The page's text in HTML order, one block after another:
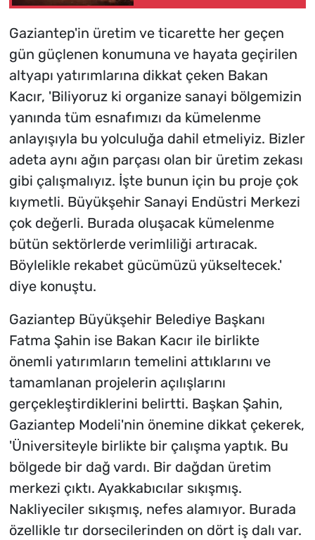
Gaziantep'in üretim ve ticarette her geçen
gün güçlenen konumuna ve hayata geçirilen
altyapı yatırımlarına dikkat çeken Bakan
Kacır, 'Biliyoruz ki organize sanayi bölgemizin
yanında tüm esnafımızı da kümelenme
anlayışıyla bu yolculuğa dahil etmeliyiz. Bizler
adeta aynı ağın parçası olan bir üretim zekası
gibi çalışmalıyız. İşte bunun için bu proje çok
kıymetli. Büyükşehir Sanayi Endüstri Merkezi
çok değerli. Burada oluşacak kümelenme
bütün sektörlerde verimliliği artıracak.
Böylelikle rekabet gücümüzü yükseltecek.'
diye konuştu.
Gaziantep Büyükşehir Belediye Başkanı
Fatma Şahin ise Bakan Kacır ile birlikte
önemli yatırımların temelini attıklarını ve
tamamlanan projelerin açılışlarını
gerçekleştirdiklerini belirtti. Başkan Şahin,
Gaziantep Modeli'nin önemine dikkat çekerek,
'Üniversiteyle birlikte bir çalışma yaptık. Bu
bölgede bir dağ vardı. Bir dağdan üretim
merkezi çıktı. Ayakkabıcılar sıkışmış.
Nakliyeciler sıkışmış, nefes alamıyor. Burada
özellikle tır dorsecilerinden on dört iş dalı var.